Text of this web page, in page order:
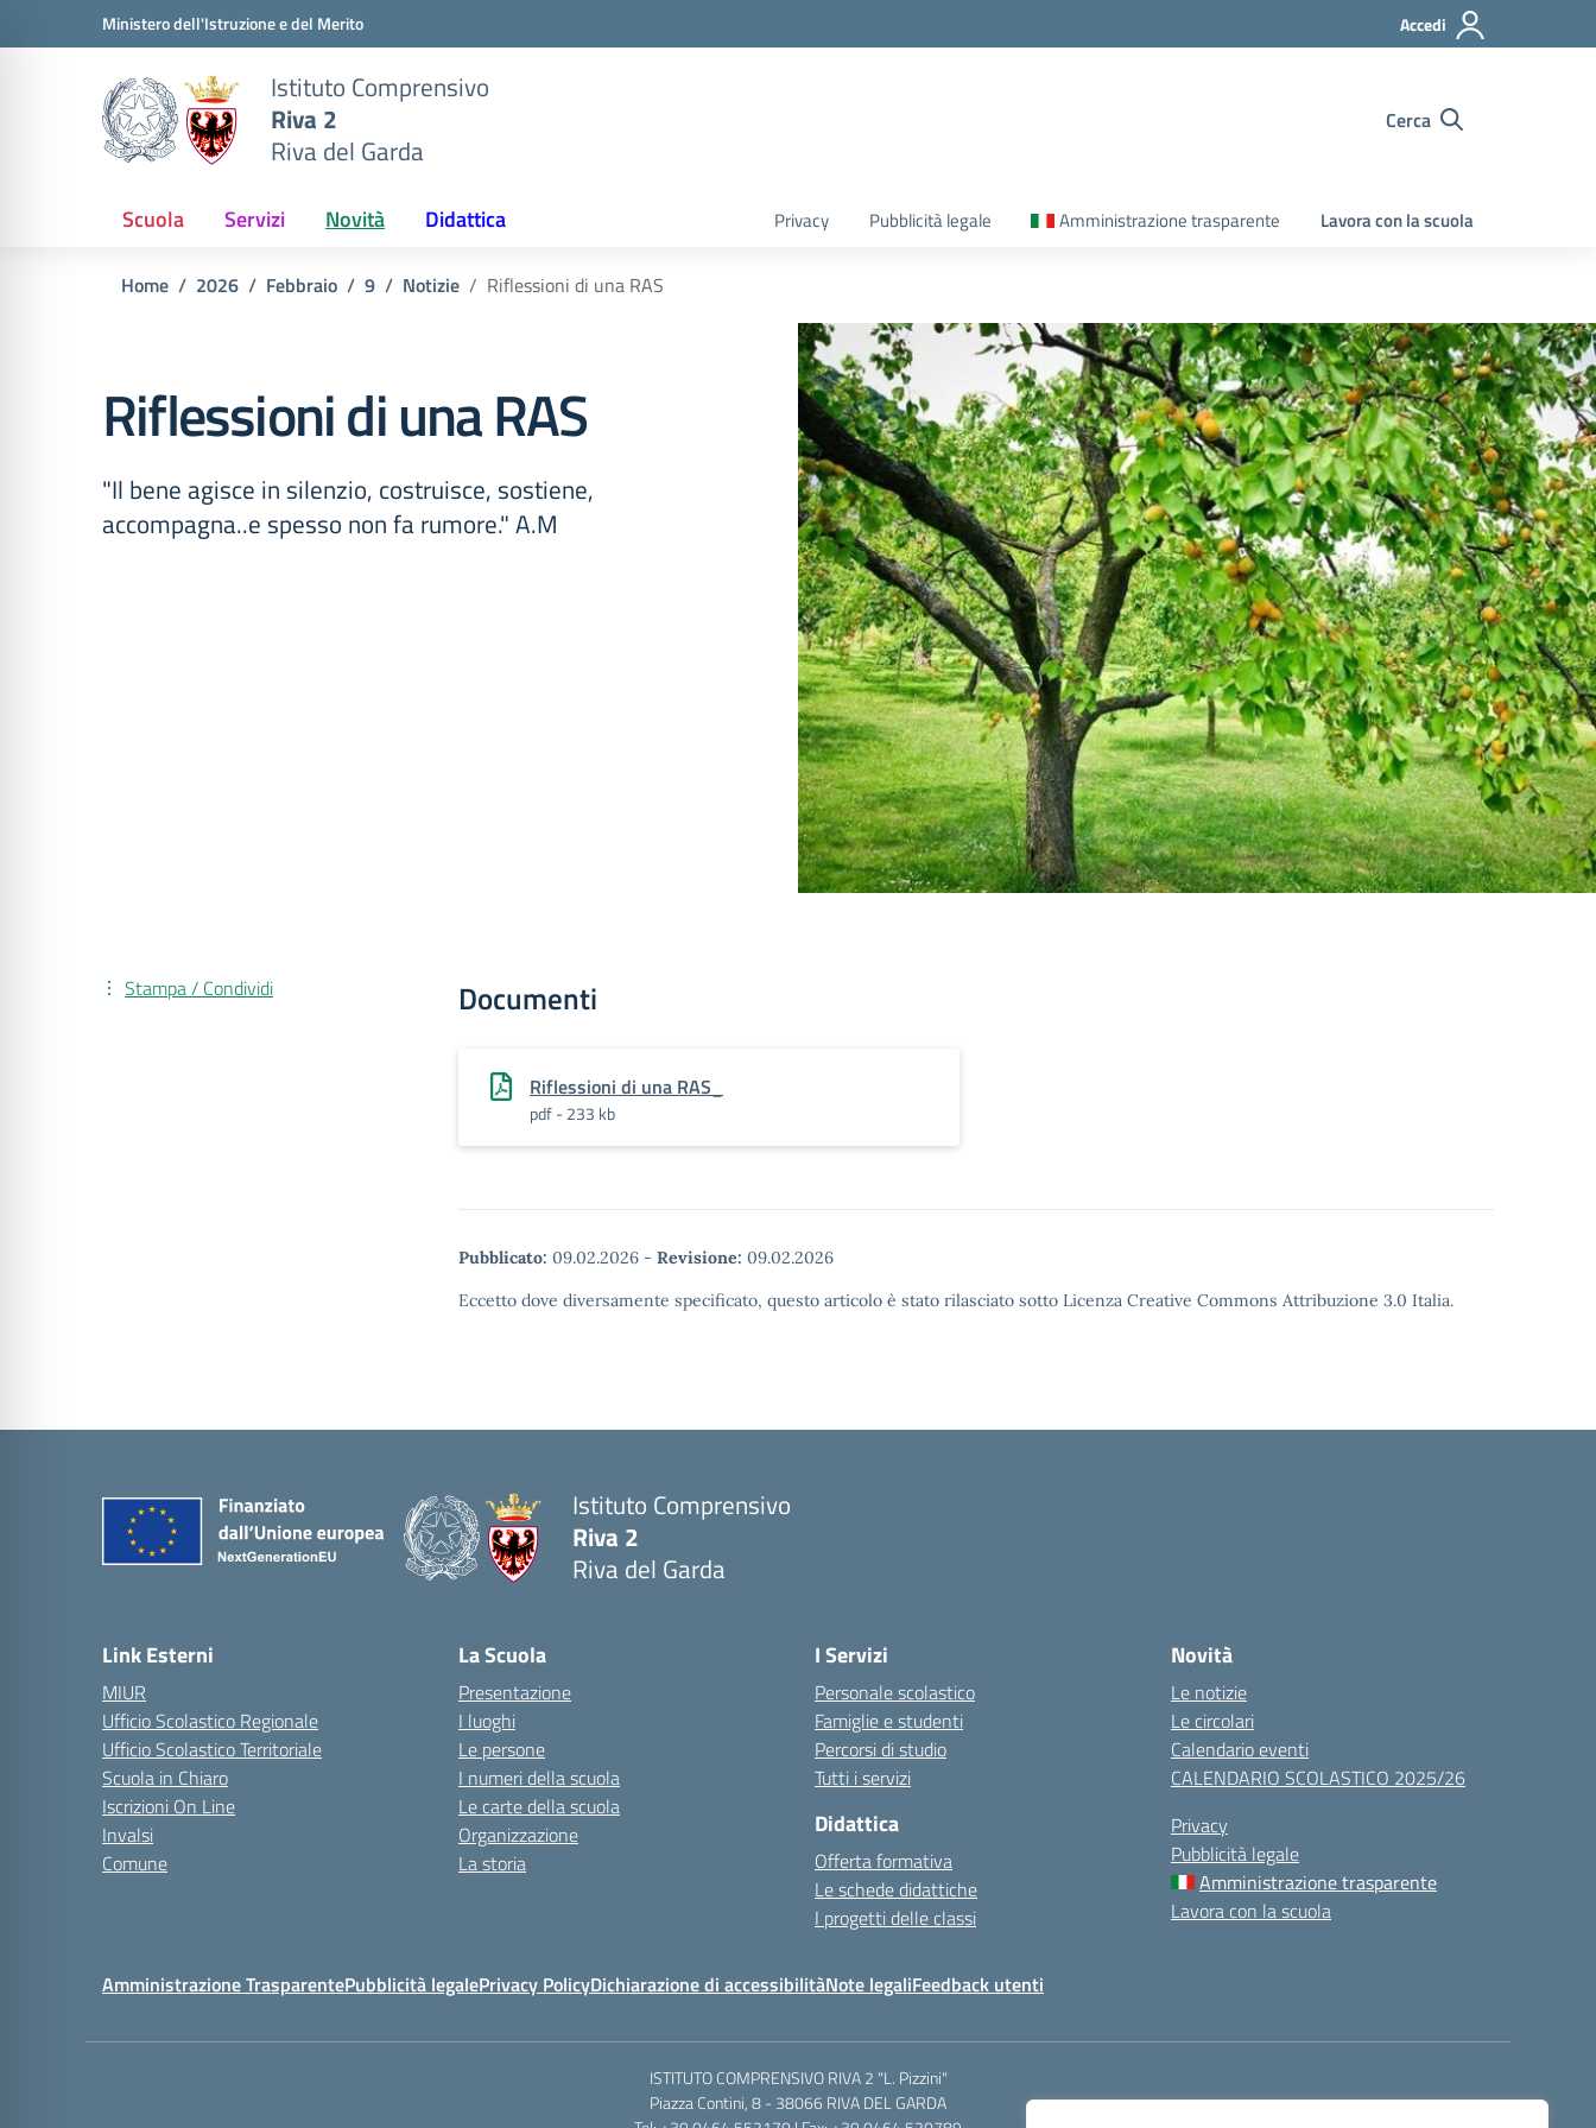
Vai ai contenuti
Vai al menu di navigazioneMinistero dell'Istruzione e del Merito Accedi
Istituto Comprensivo
Riva 2
Riva del Garda
Cerca
Scuola Servizi Novità Didattica Privacy Pubblicità legale Amministrazione trasparente Lavora con la scuola
Home 2026 Febbraio 9 Notizie Riflessioni di una RAS
Riflessioni di una RAS
"Il bene agisce in silenzio, costruisce, sostiene,
accompagna..e spesso non fa rumore." A.M
Documenti
Riflessioni di una RAS_
pdf - 233 kb
Pubblicato: 09.02.2026 - Revisione: 09.02.2026
Eccetto dove diversamente specificato, questo articolo è stato rilasciato sotto Licenza Creative Commons Attribuzione 3.0 Italia.
Stampa / Condividi
Istituto Comprensivo
Riva 2
Riva del Garda
Link Esterni
MIUR
Ufficio Scolastico Regionale
Ufficio Scolastico Territoriale
Scuola in Chiaro
Iscrizioni On Line
Invalsi
Comune
La Scuola
Presentazione
I luoghi
Le persone
I numeri della scuola
Le carte della scuola
Organizzazione
La storia
I Servizi
Personale scolastico
Famiglie e studenti
Percorsi di studio
Tutti i servizi
Didattica
Offerta formativa
Le schede didattiche
I progetti delle classi
Novità
Le notizie
Le circolari
Calendario eventi
CALENDARIO SCOLASTICO 2025/26
Privacy
Pubblicità legale
Amministrazione trasparente
Lavora con la scuola
Amministrazione TrasparentePubblicità legalePrivacy PolicyDichiarazione di accessibilitàNote legaliFeedback utenti
ISTITUTO COMPRENSIVO RIVA 2 "L. Pizzini"
Piazza Contini, 8 - 38066 RIVA DEL GARDA